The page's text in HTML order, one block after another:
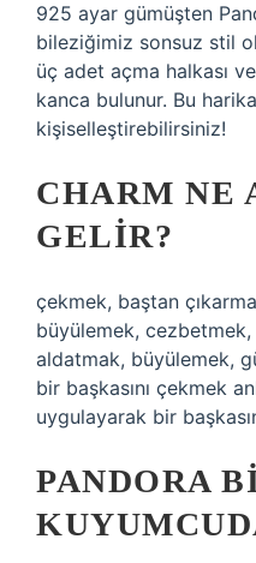
925 ayar gümüşten
bileziğimiz sonsuz stil
üç adet açma halkası
kanca bulunur. Bu
kişiselleştirebilirsiniz!
CHARM NE
GELIR?
çekmek, baştan
büyülemek, cezbetmek,
aldatmak, büyülemek,
bir başkasını çekmek
uygulayarak bir
PANDORA